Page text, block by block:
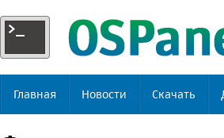
Главная Новости Скачать